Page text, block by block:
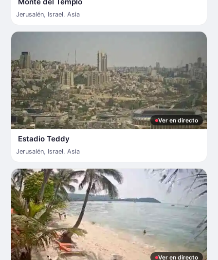
Jerusalén, Israel, Asia
Ver en directo
Estadio Teddy
Jerusalén, Israel, Asia
Ver en directo